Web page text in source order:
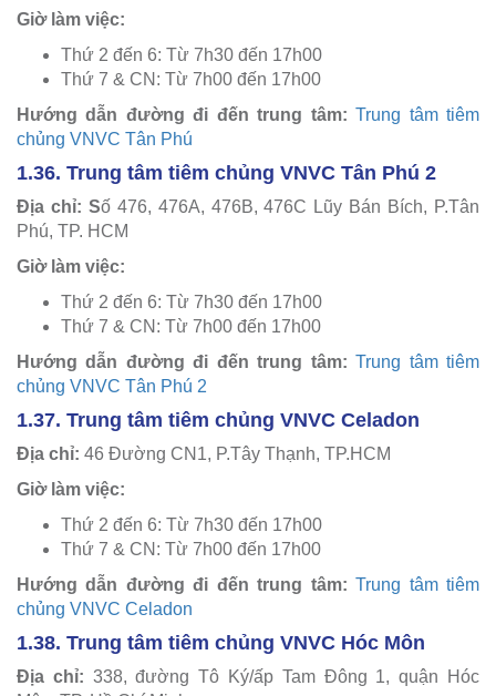
Giờ làm việc:
Thứ 2 đến 6: Từ 7h30 đến 17h00
Thứ 7 & CN: Từ 7h00 đến 17h00
Hướng dẫn đường đi đến trung tâm:Trung tâm tiêm
chủng VNVC Tân Phú
1.36. Trung tâm tiêm chủng VNVC Tân Phú 2
Địa chỉ: Số 476, 476A, 476B, 476C Lũy Bán Bích, P.Tân
Phú, TP. HCM
Giờ làm việc:
Thứ 2 đến 6: Từ 7h30 đến 17h00
Thứ 7 & CN: Từ 7h00 đến 17h00
Hướng dẫn đường đi đến trung tâm:Trung tâm tiêm
chủng VNVC Tân Phú 2
1.37. Trung tâm tiêm chủng VNVC Celadon
Địa chỉ: 46 Đường CN1, P.Tây Thạnh, TP.HCM
Giờ làm việc:
Thứ 2 đến 6: Từ 7h30 đến 17h00
Thứ 7 & CN: Từ 7h00 đến 17h00
Hướng dẫn đường đi đến trung tâm:Trung tâm tiêm
chủng VNVC Celadon
1.38. Trung tâm tiêm chủng VNVC Hóc Môn
Địa chỉ: 338, đường Tô Ký/ấp Tam Đông 1, quận Hóc